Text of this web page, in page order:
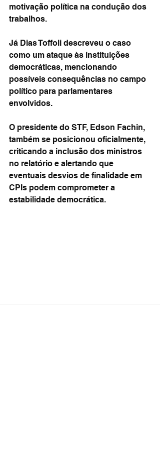
motivação política na condução dos
trabalhos.
Já Dias Toffoli descreveu o caso
como um ataque às instituições
democráticas, mencionando
possíveis consequências no campo
político para parlamentares
envolvidos.
O presidente do STF, Edson Fachin,
também se posicionou oficialmente,
criticando a inclusão dos ministros
no relatório e alertando que
eventuais desvios de finalidade em
CPIs podem comprometer a
estabilidade democrática.